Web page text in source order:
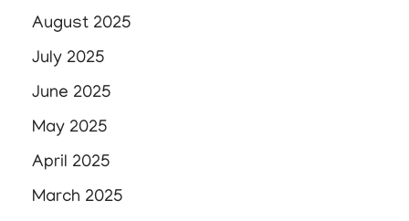
August 2025
July 2025
June 2025
May 2025
April 2025
March 2025